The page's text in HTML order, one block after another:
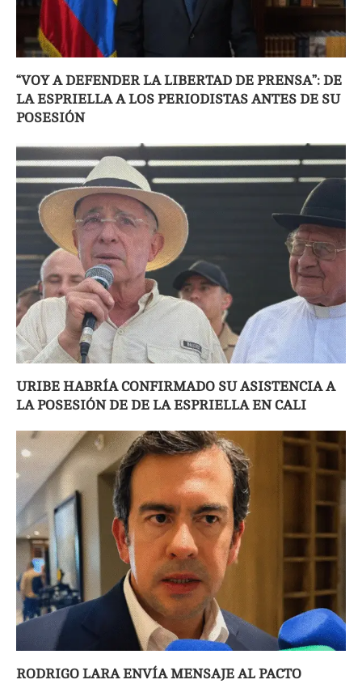
“VOY A DEFENDER LA LIBERTAD DE PRENSA”: DE
LA ESPRIELLA A LOS PERIODISTAS ANTES DE SU
POSESIÓN
URIBE HABRÍA CONFIRMADO SU ASISTENCIA A
LA POSESIÓN DE DE LA ESPRIELLA EN CALI
RODRIGO LARA ENVÍA MENSAJE AL PACTO